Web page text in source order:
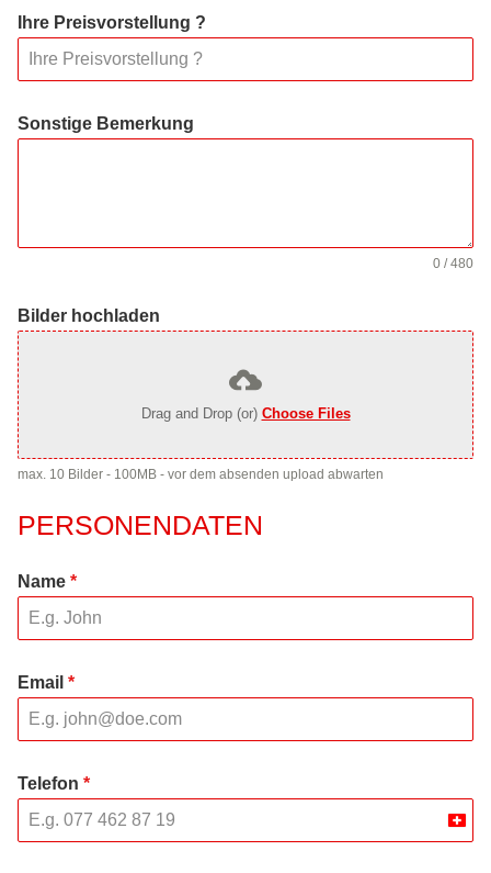
Ihre Preisvorstellung ?
Sonstige Bemerkung
0 / 480
Bilder hochladen
Drag and Drop (or) Choose Files
max. 10 Bilder - 100MB - vor dem absenden upload abwarten
PERSONENDATEN
Name *
Email *
Telefon *